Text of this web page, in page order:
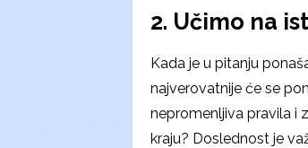
2. Učimo na
Kada je u pitanju
najverovatnije će se
nepromenljiva pravila i
kraju? Doslednost je